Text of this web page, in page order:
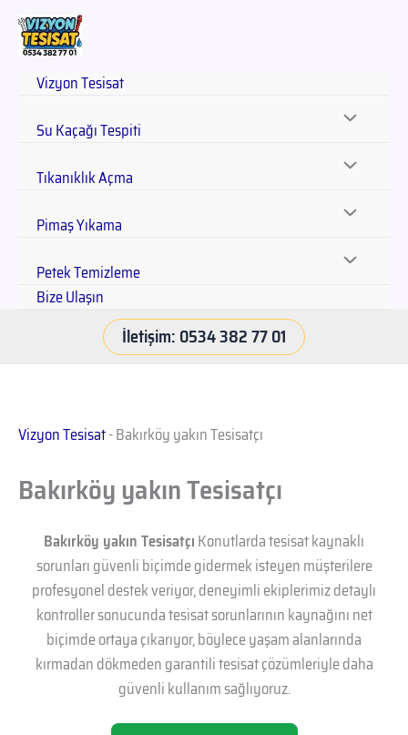
Vizyon Tesisat
Su Kaçağı Tespiti
Tıkanıklık Açma
Pimaş Yıkama
Petek Temizleme
Bize Ulaşın
İletişim: 0534 382 77 01
Vizyon Tesisat-Bakırköy yakın Tesisatçı
Bakırköy yakın Tesisatçı
Bakırköy yakın TesisatçıKonutlarda tesisat kaynaklı
sorunları güvenli biçimde gidermek isteyen müşterilere
profesyonel destek veriyor, deneyimli ekiplerimiz detaylı
kontroller sonucunda tesisat sorunlarının kaynağını net
biçimde ortaya çıkarıyor, böylece yaşam alanlarında
kırmadan dökmeden garantili tesisat çözümleriyle daha
güvenli kullanım sağlıyoruz.